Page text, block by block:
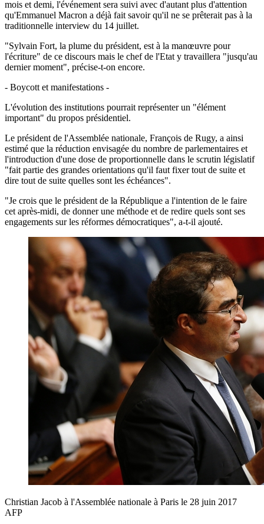
mois et demi, l'événement sera suivi avec d'autant plus d'attention
qu'Emmanuel Macron a déjà fait savoir qu'il ne se prêterait pas à la
traditionnelle interview du 14 juillet.
"Sylvain Fort, la plume du président, est à la manœuvre pour
l'écriture" de ce discours mais le chef de l'Etat y travaillera "jusqu'au
dernier moment", précise-t-on encore.
- Boycott et manifestations -
L'évolution des institutions pourrait représenter un "élément
important" du propos présidentiel.
Le président de l'Assemblée nationale, François de Rugy, a ainsi
estimé que la réduction envisagée du nombre de parlementaires et
l'introduction d'une dose de proportionnelle dans le scrutin législatif
"fait partie des grandes orientations qu'il faut fixer tout de suite et
dire tout de suite quelles sont les échéances".
"Je crois que le président de la République a l'intention de le faire
cet après-midi, de donner une méthode et de redire quels sont ses
engagements sur les réformes démocratiques", a-t-il ajouté.
Christian Jacob à l'Assemblée nationale à Paris le 28 juin 2017
AFP